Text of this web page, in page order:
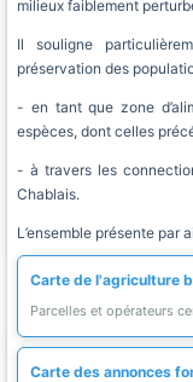
milieux faiblement
Il souligne
préservation des
- en tant que zone
espèces, dont celles
- à travers les
Chablais.
L’ensemble présente par
Carte de l'agriculture
Parcelles et opérateurs
Carte des annonces